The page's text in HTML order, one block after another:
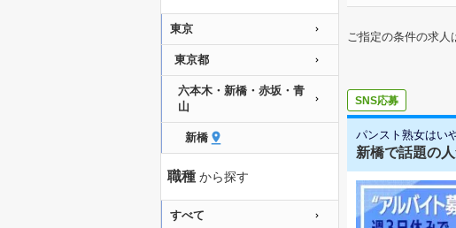
ご指定の条件の求人
SNS応募
パンスト熟女はい
新橋で話題の
東京
東京都
六本木・新橋・赤坂・青
山
新橋
職種 から探す
すべて